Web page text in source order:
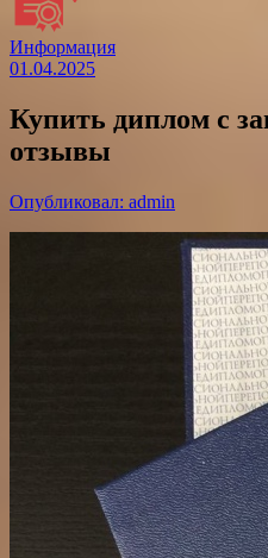
Информация
01.04.2025
Купить диплом с
отзывы
Опубликовал: admin